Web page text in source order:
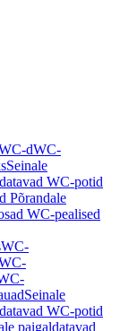
dWC-
Seinale
WC-potid
Põrandale
WC-pealised
WC-
Seinale
WC-potid
paigaldatavad